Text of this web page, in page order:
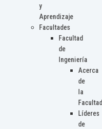
y
Aprendizaje
Facultades
Facultad
de
Ingeniería
Acerca
de
la
Facultad
Líderes
de